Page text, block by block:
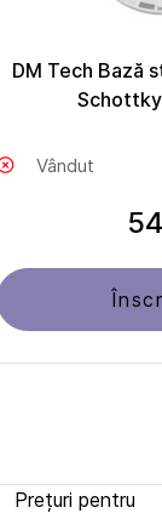
DM Tech Bază
Vândut
Prețuri pentru